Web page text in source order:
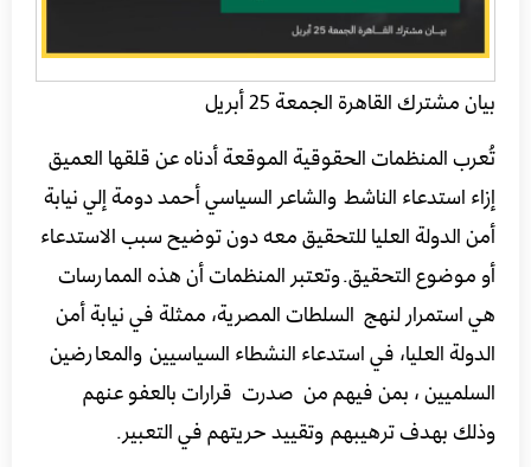
بيان مشترك القاهرة الجمعة 25 أبريل
تُعرب المنظمات الحقوقية الموقعة أدناه عن قلقها العميق
إزاء استدعاء الناشط والشاعر السياسي أحمد دومة إلي نيابة
أمن الدولة العليا للتحقيق معه دون توضيح سبب الاستدعاء
أو موضوع التحقيق.وتعتبر المنظمات أن هذه الممارسات
هي استمرار لنهج السلطات المصرية، ممثلة في نيابة أمن
الدولة العليا، في استدعاء النشطاء السياسيين والمعارضين
السلميين ، بمن فيهم من صدرت قرارات بالعفو عنهم
وذلك بهدف ترهيبهم وتقييد حريتهم في التعبير.